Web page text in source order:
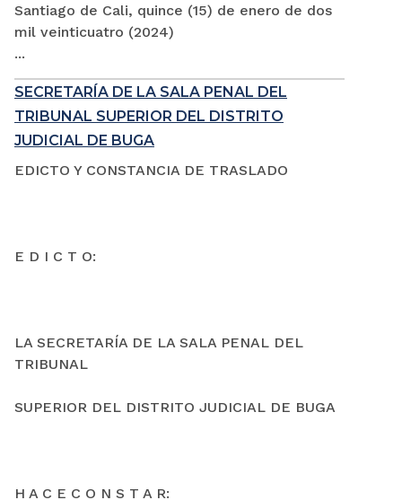
Santiago de Cali, quince (15) de enero de dos
mil veinticuatro (2024)
...
SECRETARÍA DE LA SALA PENAL DEL
TRIBUNAL SUPERIOR DEL DISTRITO
JUDICIAL DE BUGA
EDICTO Y CONSTANCIA DE TRASLADO
E D I C T O:
LA SECRETARÍA DE LA SALA PENAL DEL
TRIBUNAL
SUPERIOR DEL DISTRITO JUDICIAL DE BUGA
H A C E C O N S T A R: